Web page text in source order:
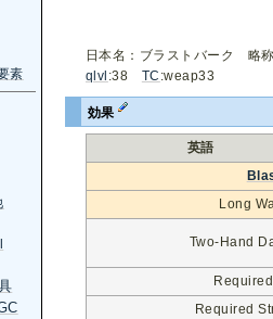
日本名：ブラストバーク 略
qlvl :38 TC :weap33
効果
英語
Long
Two-Hand
Required
素